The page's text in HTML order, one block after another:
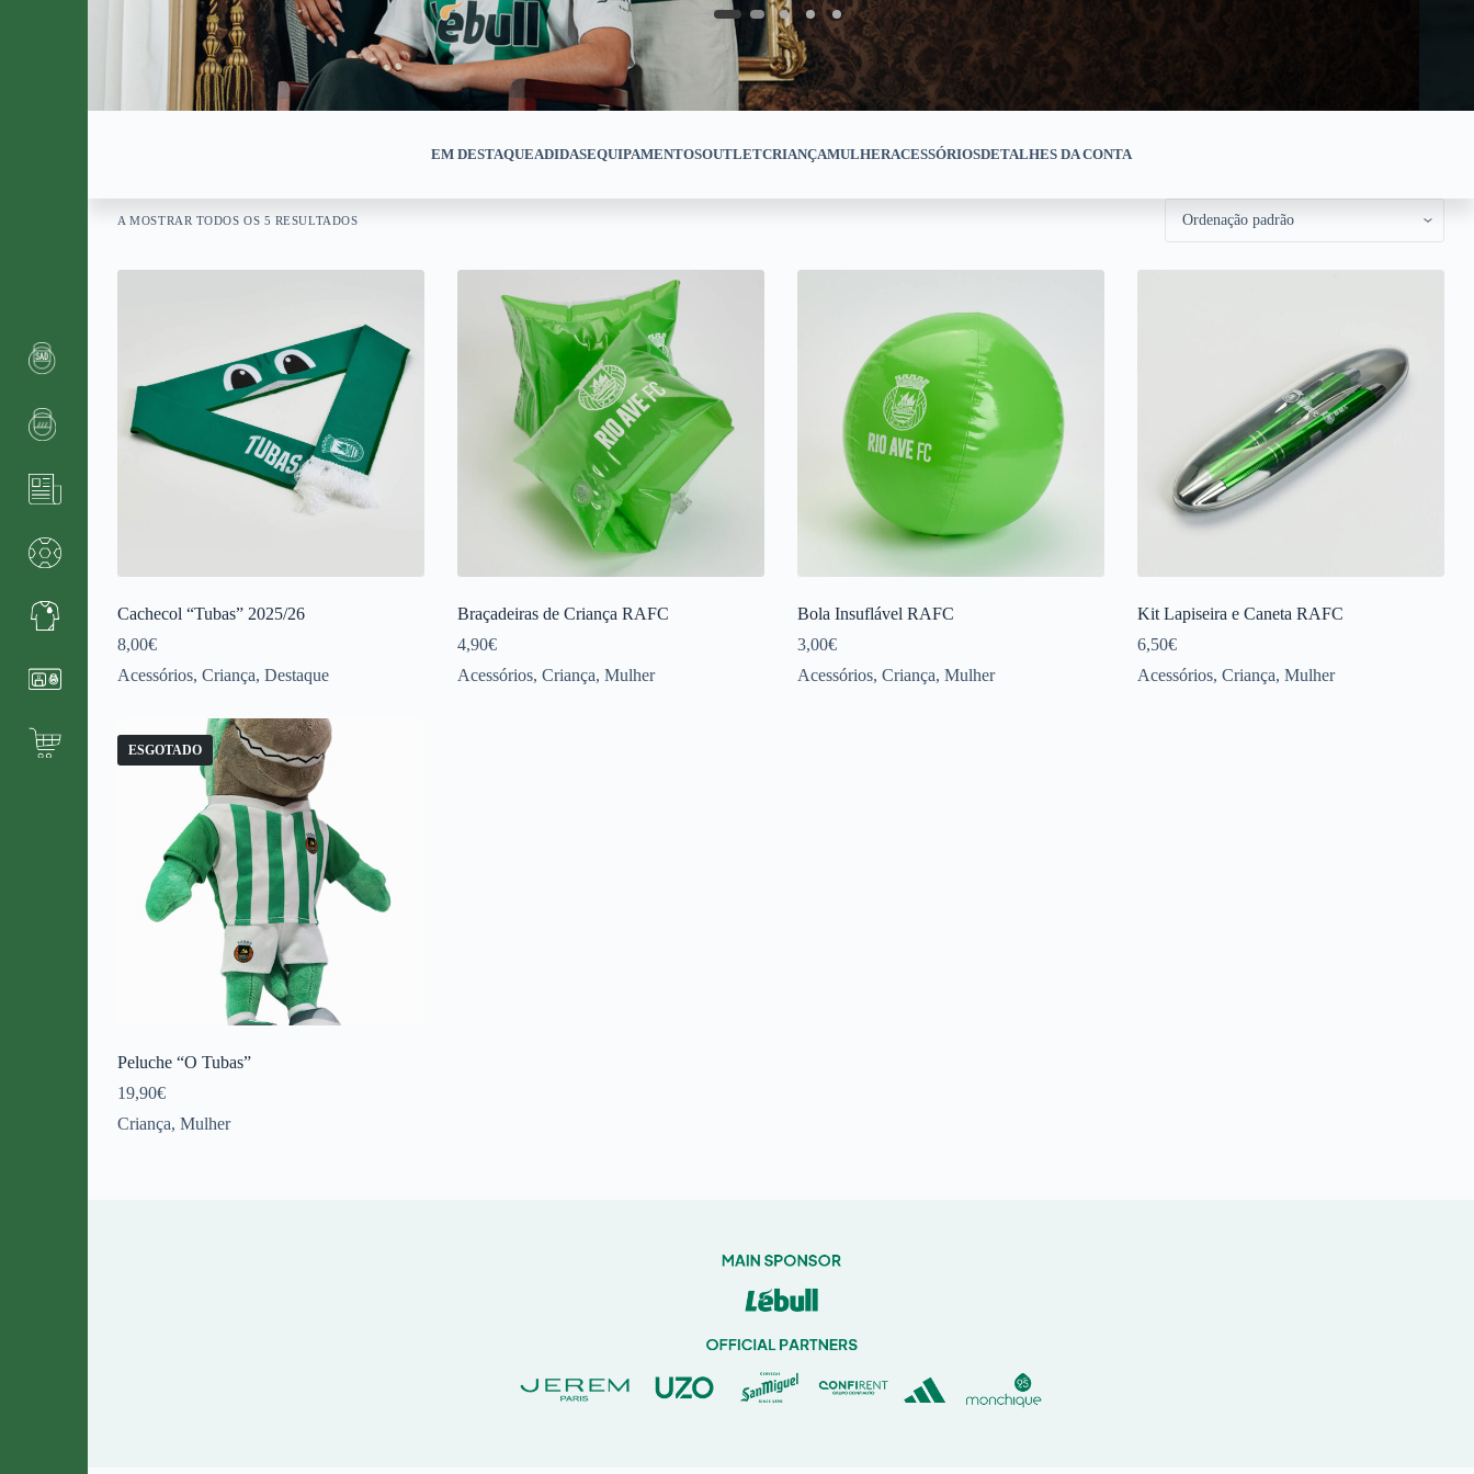
EM DESTAQUEADIDASEQUIPAMENTOSOUTLETCRIANÇAMULHERACESSÓRIOSDETALHES DA CONTA
A MOSTRAR TODOS OS 5 RESULTADOS
Cachecol “Tubas” 2025/26
8,00€
Acessórios,Criança,Destaque
Braçadeiras de Criança RAFC
4,90€
Acessórios,Criança,Mulher
Bola Insuflável RAFC
3,00€
Acessórios, Criança, Mulher
Kit Lapiseira e Caneta RAFC
6,50€
Acessórios, Criança, Mulher
ESGOTADO
Peluche “O Tubas”
19,90€
Criança,Mulher